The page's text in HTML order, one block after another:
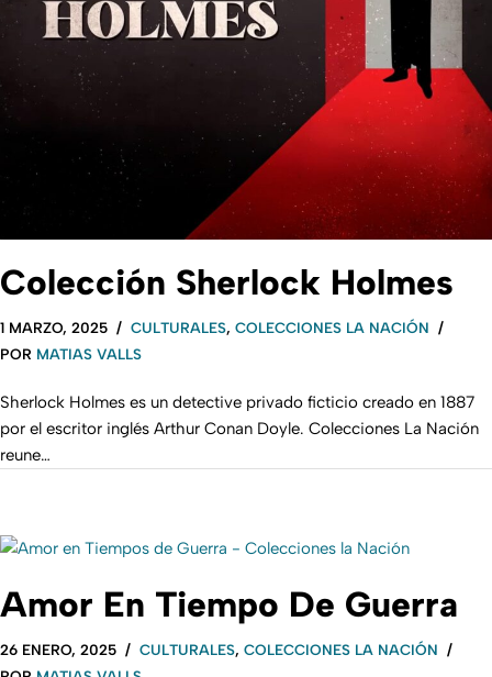
Colección Sherlock Holmes
1 MARZO, 2025 CULTURALES, COLECCIONES LA NACIÓN
POR MATIAS VALLS
Sherlock Holmes es un detective privado ficticio creado en 1887
por el escritor inglés Arthur Conan Doyle. Colecciones La Nación
reune…
Amor En Tiempo De Guerra
26 ENERO, 2025 CULTURALES, COLECCIONES LA NACIÓN